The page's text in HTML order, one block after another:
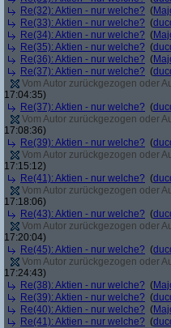
Re(32): Aktien - nur welche? (
Re(33): Aktien - nur welche? (
Re(34): Aktien - nur welche? (
Re(35): Aktien - nur welche? (
Re(36): Aktien - nur welche? (
Re(37): Aktien - nur welche? (
Vom Autor zurückgezogen oder
17:04:35)
Re(37): Aktien - nur welche? (
Vom Autor zurückgezogen oder
17:08:36)
Re(39): Aktien - nur welche? (
Vom Autor zurückgezogen oder
17:15:12)
Re(41): Aktien - nur welche? (
Vom Autor zurückgezogen oder
17:18:06)
Re(43): Aktien - nur welche? (
Vom Autor zurückgezogen oder
17:20:04)
Re(45): Aktien - nur welche? (
Vom Autor zurückgezogen oder
17:24:43)
Re(38): Aktien - nur welche? (
Re(39): Aktien - nur welche? (
Re(40): Aktien - nur welche? (
Re(41): Aktien - nur welche? (